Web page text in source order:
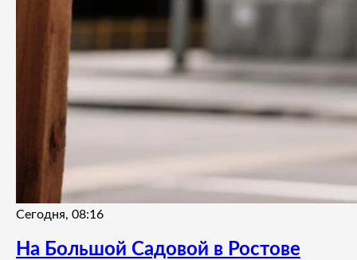
Сегодня, 08:16
На Большой Садовой в Ростове